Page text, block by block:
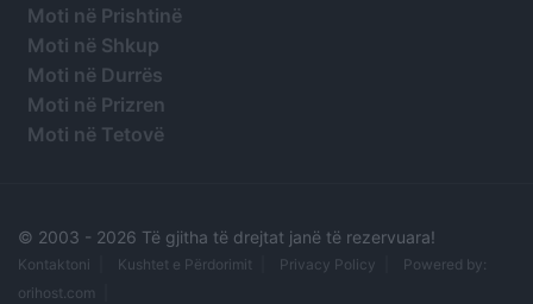
Moti në Prishtinë
Moti në Shkup
Moti në Durrës
Moti në Prizren
Moti në Tetovë
© 2003 - 2026 Të gjitha të drejtat janë të rezervuara!
Kontaktoni Kushtet e Përdorimit Privacy Policy
Powered by:
orihost.com